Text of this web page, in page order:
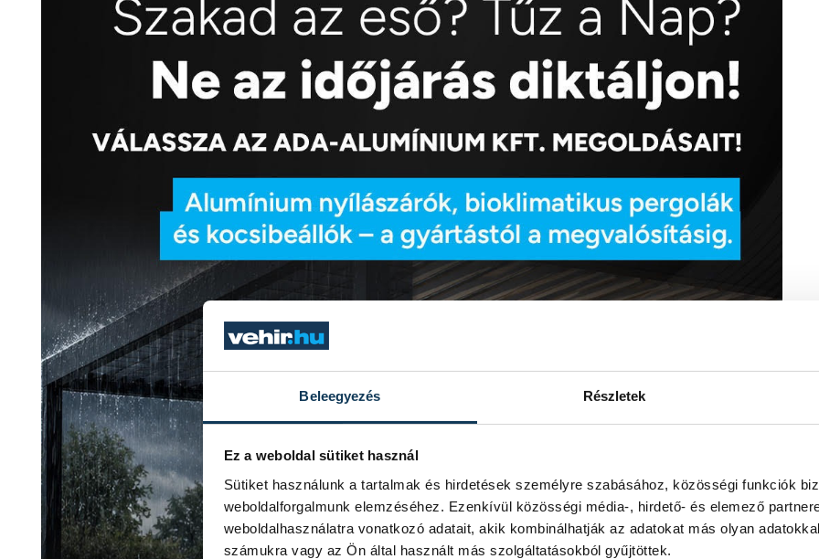
Beleegyezés Részletek
Ez a weboldal sütiket használ
Sütiket használunk a tartalmak és hirdetések személyre szabásához, közösségi funkciók
weboldalforgalmunk elemzéséhez. Ezenkívül közösségi média-, hirdető- és elemező
weboldalhasználatra vonatkozó adatait, akik kombinálhatják az adatokat más olyan
számukra vagy az Ön által használt más szolgáltatásokból gyűjtöttek.